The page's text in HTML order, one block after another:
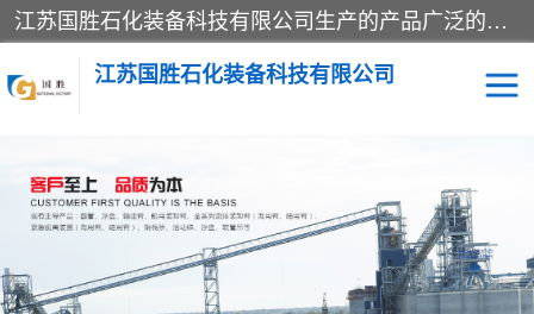
江苏国胜石化装备科技有限公司生产的产品广泛的应用于石油、石化等行业中，产品种类齐全，其中包括装卸鹤管、汽车鹤管、火车鹤管、装车鹤管、卸车鹤管、上装鹤管、下装鹤管、lng鹤管、发油鹤管、液氨鹤管、液化气鹤管等，我们生产的产品质量上乘，价格实惠，服务好，买鹤管就到国胜石化装备！
江苏国胜石化装备科技有限公司
输油臂 鹤管活动梯